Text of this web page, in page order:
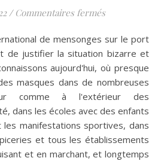
/ Commentaires ferméssur 47
de justifier la situation bizarre et
aujourd'hui, où presque
masques dans de nombreuses
comme à l'extérieur des
dans les écoles avec des enfants
manifestations sportives, dans
et tous les établissements
et en marchant, et longtemps